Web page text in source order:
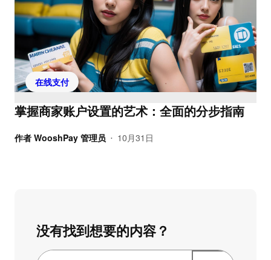
在线支付
掌握商家账户设置的艺术：全面的分步指南
作者 WooshPay 管理员 • 10月31日
没有找到想要的内容？